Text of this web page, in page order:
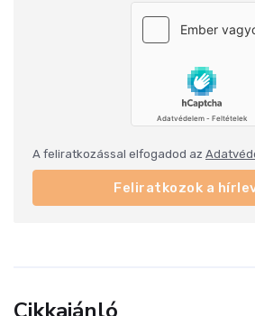
A feliratkozással elfogadod az
Feliratkozok a